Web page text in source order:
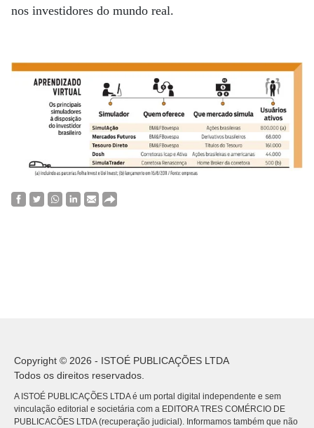
nos investidores do mundo real.
Copyright © 2026 - ISTOÉ PUBLICAÇÕES LTDA
Todos os direitos reservados.
A ISTOÉ PUBLICAÇÕES LTDA é um portal digital independente e sem
vinculação editorial e societária com a EDITORA TRES COMÉRCIO DE
PUBLICACÕES LTDA (recuperação judicial). Informamos também que não